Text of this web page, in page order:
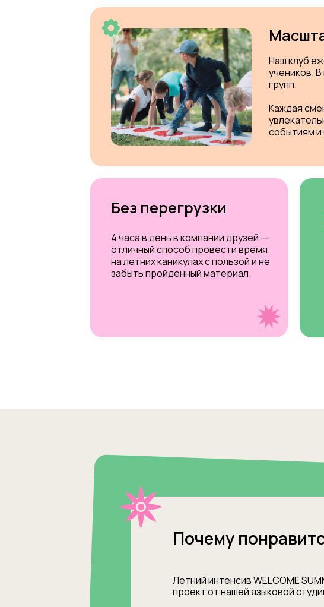
Наш клуб
учеников.
групп.
Каждая
событиям
Без перегрузки
4 часа в день в компании друзей —
отличный способ провести время
на летних каникулах с пользой и не
забыть пройденный материал.
Почему
Летний интенсив WELCOME
проект от нашей языковой